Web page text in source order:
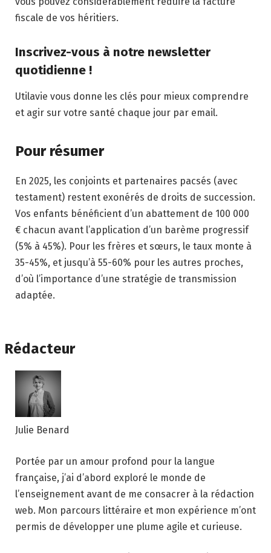
fiscale de vos héritiers.
Inscrivez-vous à notre newsletter
quotidienne !
Utilavie vous donne les clés pour mieux comprendre
et agir sur votre santé chaque jour par email.
Pour résumer
En 2025, les conjoints et partenaires pacsés (avec
testament) restent exonérés de droits de succession.
Vos enfants bénéficient d’un abattement de 100 000
€ chacun avant l’application d’un barème progressif
(5% à 45%). Pour les frères et sœurs, le taux monte à
35-45%, et jusqu’à 55-60% pour les autres proches,
d’où l’importance d’une stratégie de transmission
adaptée.
Rédacteur
Julie Benard
Portée par un amour profond pour la langue
française, j’ai d’abord exploré le monde de
l’enseignement avant de me consacrer à la rédaction
web. Mon parcours littéraire et mon expérience m’ont
permis de développer une plume agile et curieuse.